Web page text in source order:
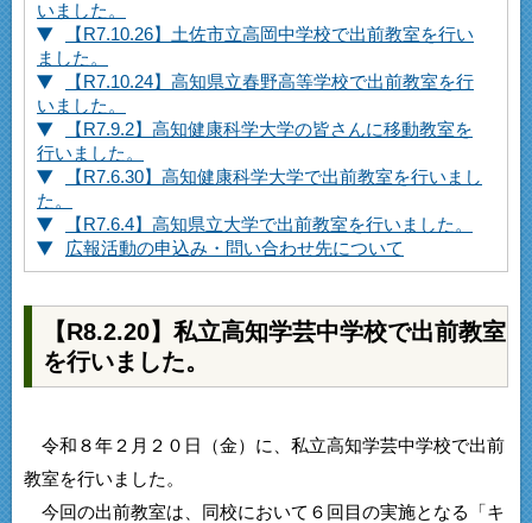
いました。
【R7.10.26】土佐市立高岡中学校で出前教室を行い
ました。
【R7.10.24】高知県立春野高等学校で出前教室を行
いました。
【R7.9.2】高知健康科学大学の皆さんに移動教室を
行いました。
【R7.6.30】高知健康科学大学で出前教室を行いまし
た。
【R7.6.4】高知県立大学で出前教室を行いました。
広報活動の申込み・問い合わせ先について
【R8.2.20】私立高知学芸中学校で出前教室
を行いました。
令和８年２月２０日（金）に、私立高知学芸中学校で出前
教室を行いました。
今回の出前教室は、同校において６回目の実施となる「キ